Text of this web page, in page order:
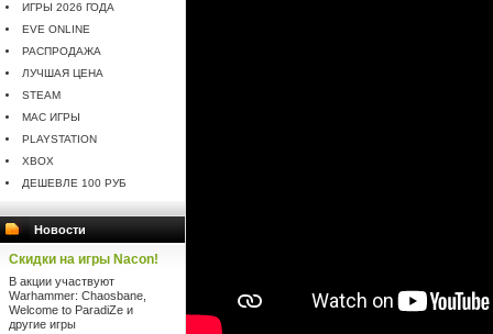
ИГРЫ 2026 ГОДА
EVE ONLINE
РАСПРОДАЖА
ЛУЧШАЯ ЦЕНА
STEAM
MAC ИГРЫ
PLAYSTATION
XBOX
ДЕШЕВЛЕ 100 РУБ
Новости
Скидки на игры Nacon!
В акции участвуют
Warhammer: Chaosbane,
Welcome to ParadiZe и
другие игры